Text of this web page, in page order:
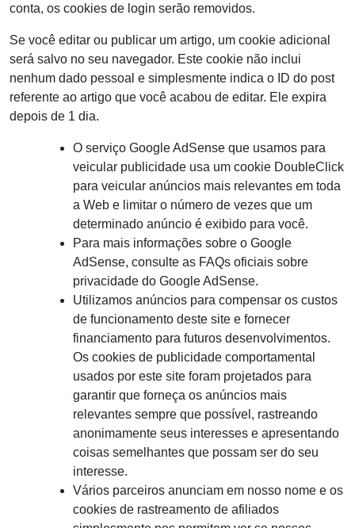
conta, os cookies de login serão removidos.
Se você editar ou publicar um artigo, um cookie adicional
será salvo no seu navegador. Este cookie não inclui
nenhum dado pessoal e simplesmente indica o ID do post
referente ao artigo que você acabou de editar. Ele expira
depois de 1 dia.
O serviço Google AdSense que usamos para
veicular publicidade usa um cookie DoubleClick
para veicular anúncios mais relevantes em toda
a Web e limitar o número de vezes que um
determinado anúncio é exibido para você.
Para mais informações sobre o Google
AdSense, consulte as FAQs oficiais sobre
privacidade do Google AdSense.
Utilizamos anúncios para compensar os custos
de funcionamento deste site e fornecer
financiamento para futuros desenvolvimentos.
Os cookies de publicidade comportamental
usados ​​por este site foram projetados para
garantir que forneça os anúncios mais
relevantes sempre que possível, rastreando
anonimamente seus interesses e apresentando
coisas semelhantes que possam ser do seu
interesse.
Vários parceiros anunciam em nosso nome e os
cookies de rastreamento de afiliados